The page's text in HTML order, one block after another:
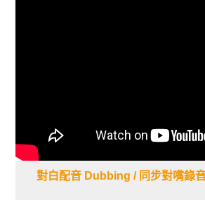
對白配音 Dubbing / 同步對嘴錄